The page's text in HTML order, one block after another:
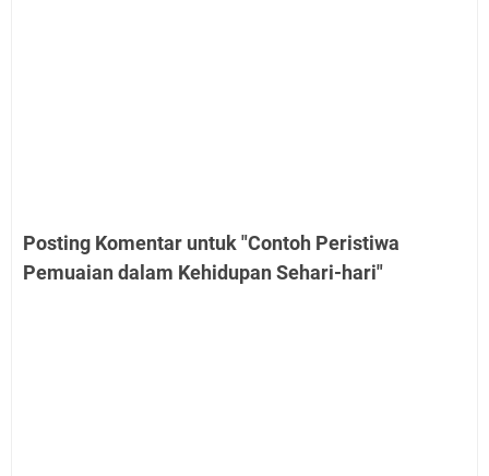
Posting Komentar untuk "Contoh Peristiwa
Pemuaian dalam Kehidupan Sehari-hari"